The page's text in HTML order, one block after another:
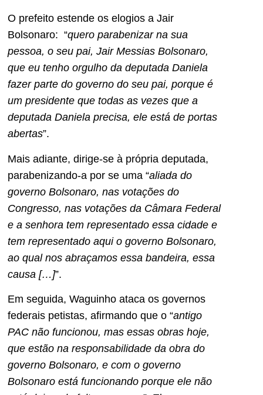
O prefeito estende os elogios a Jair
Bolsonaro: “quero parabenizar na sua
pessoa, o seu pai, Jair Messias Bolsonaro,
que eu tenho orgulho da deputada Daniela
fazer parte do governo do seu pai, porque é
um presidente que todas as vezes que a
deputada Daniela precisa, ele está de portas
abertas”.
Mais adiante, dirige-se à própria deputada,
parabenizando-a por se uma “aliada do
governo Bolsonaro, nas votações do
Congresso, nas votações da Câmara Federal
e a senhora tem representado essa cidade e
tem representado aqui o governo Bolsonaro,
ao qual nos abraçamos essa bandeira, essa
causa […]”.
Em seguida, Waguinho ataca os governos
federais petistas, afirmando que o “antigo
PAC não funcionou, mas essas obras hoje,
que estão na responsabilidade da obra do
governo Bolsonaro, e com o governo
Bolsonaro está funcionando porque ele não